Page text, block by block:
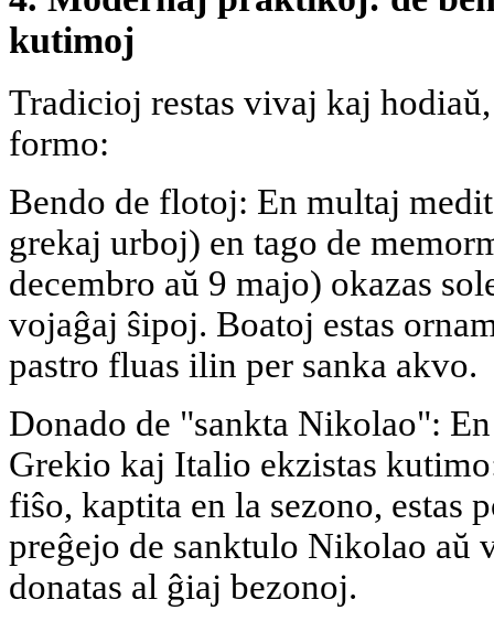
kutimoj
Tradicioj restas vivaj kaj
formo:
Bendo de flotoj: En multaj
grekaj urboj) en tago de
decembro aŭ 9 majo) okazas
vojaĝaj ŝipoj. Boatoj estas
pastro fluas ilin per sanka akvo.
Donado de "sankta Nikolao":
Grekio kaj Italio ekzistas
fiŝo, kaptita en la sezono, estas
preĝejo de sanktulo Nikolao aŭ
donatas al ĝiaj bezonoj.